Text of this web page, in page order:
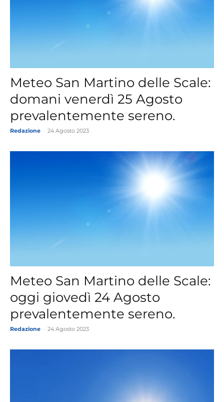
Meteo San Martino delle Scale:
domani venerdì 25 Agosto
prevalentemente sereno.
Redazione 24 Agosto 2023
Meteo San Martino delle Scale:
oggi giovedì 24 Agosto
prevalentemente sereno.
Redazione 24 Agosto 2023